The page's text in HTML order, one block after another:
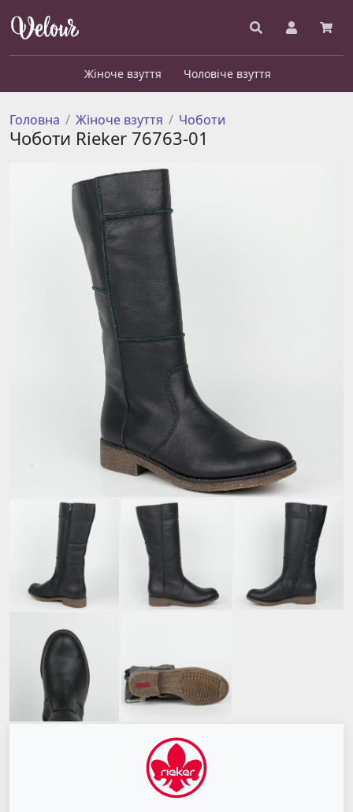
Жіноче взуття Чоловіче взуття
Головна Жіноче взуття Чоботи
Чоботи Rieker 76763-01